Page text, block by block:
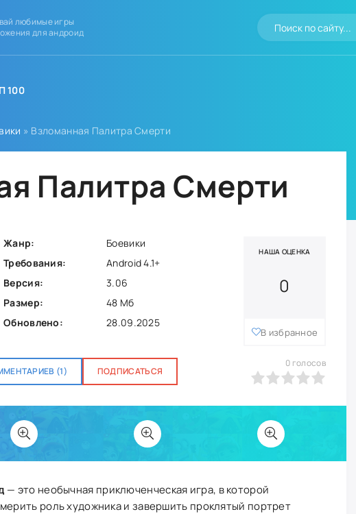
любимые игры
для андроид
100
» Взломанная Палитра Смерти
Палитра Смерти
Жанр:
Боевики
Требования:
Android 4.1+
Версия:
3.06
Размер:
48 Мб
Обновлено:
28.09.2025
НАША ОЦЕНКА
0
В избранное
(1) ПОДПИСАТЬСЯ
0
0 голосов
— это необычная приключенческая игра, в которой
роль художника и завершить проклятый портрет